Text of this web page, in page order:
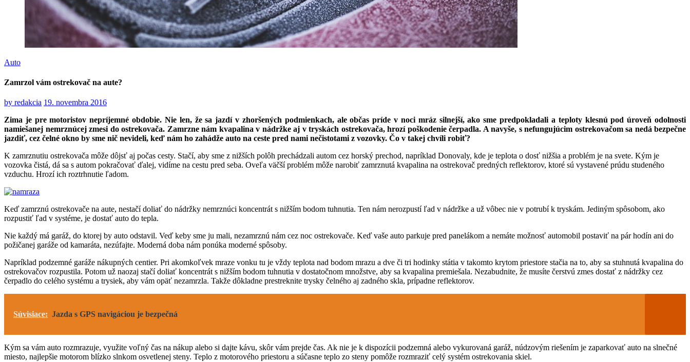
Auto
Zamrzol vám ostrekovač na aute?
by redakcia 19. novembra 2016
Zima je pre motoristov nepríjemné obdobie. Nie len, že sa jazdí v zhoršených podmienkach, ale občas príde v noci mráz silnejší, ako sme predpokladali a teploty klesnú pod úroveň odolnosti
namiešanej nemrznúcej zmesi do ostrekovača. Zamrzne nám kvapalina v nádržke aj v tryskách ostrekovača, hrozí poškodenie čerpadla. A navyše, s nefungujúcim ostrekovačom sa nedá bezpečne
jazdiť, cez čelné okno by sme nič nevideli, keď nám ho zahádže auto na ceste pred nami nečistotami z vozovky. Čo v takej chvíli robiť?
K zamrznutiu ostrekovača môže dôjsť aj počas cesty. Stačí, aby sme z nižších polôh prechádzali autom cez horský prechod, napríklad Donovaly, kde je teplota o dosť nižšia a problém je na svete. Kým je
vozovka čistá, dá sa s autom pokračovať ďalej, vidíme na cestu pred seba. Oveľa väčší problém môže narobiť zamrznutá kvapalina na ostrekovač predných reflektorov, ktoré sú vystavené prúdu studeného
vzduchu. Hrozí ich roztrhnutie ľadom.
Keď zamrznú ostrekovače na aute, nestačí doliať do nádržky nemrznúci koncentrát s nižším bodom tuhnutia. Ten nám nerozpustí ľad v nádržke a už vôbec nie v potrubí k tryskám. Jediným spôsobom, ako
rozpustiť ľad v systéme, je dostať auto do tepla.
Nie každý má garáž, do ktorej by auto odstavil. Veď keby sme ju mali, nezamrznú nám cez noc ostrekovače. Keď vaše auto parkuje pred panelákom a nemáte možnosť automobil postaviť na pár hodín ani do
požičanej garáže od kamaráta, nezúfajte. Moderná doba nám ponúka moderné spôsoby.
Napríklad podzemné garáže nákupných centier. Pri akomkoľvek mraze vonku tu je vždy teplota nad bodom mrazu a dve či tri hodinky státia v takomto krytom priestore stačia na to, aby sa stuhnutá kvapalina do
ostrekovačov rozpustila. Potom už naozaj stačí doliať koncentrát s nižším bodom tuhnutia v dostatočnom množstve, aby sa kvapalina premiešala. Nezabudnite, že musíte čerstvú zmes dostať z nádržky cez
čerpadlo do celého systému a trysiek, aby vám opäť nezamrzla. Takže dôkladne prestreknite trysky čelného aj zadného skla, prípadne reflektorov.
Súvisiace: Jazda s GPS navigáciou je bezpečná
Kým sa vám auto rozmrazuje, využite voľný čas na nákup alebo si dajte kávu, skôr vám prejde čas. Ak nie je k dispozícii podzemná alebo vykurovaná garáž, núdzovým riešením je zaparkovať auto na slnečné
miesto, najlepšie motorom blízko slnkom osvetlenej steny. Teplo z motorového priestoru a súčasne teplo zo steny pomôže rozmraziť celý systém ostrekovania skiel.